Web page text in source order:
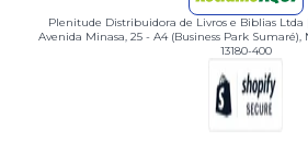
Plenitude Distribuidora de Livros e Biblias Ltda |
Avenida Minasa, 25 - A4 (Business Park Sumaré),
13180-400